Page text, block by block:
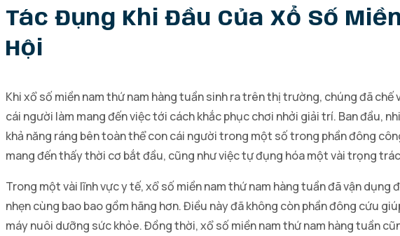
Tác Đụng Khi Đầu Của Xổ Số
Hội
Khi xổ số miền nam thứ nam hàng tuần sinh ra trên thị trường, chúng đã
cái người làm mang đến việc tới cách khắc phục chơi nhởi giải trí. Ban đầu,
khả năng ráng bên toàn thể con cái người trong một số trong phần đông
mang đến thấy thời cơ bắt đầu, cũng như việc tự đụng hóa một vài trọng
Trong một vài lĩnh vực y tế, xổ số miền nam thứ nam hàng tuần đã vận
nhẹn cùng bao bao gồm hãng hơn. Điều này đã không còn phần đông cứu
máy nuôi dưỡng sức khỏe. Đồng thời, xổ số miền nam thứ nam hàng tuần